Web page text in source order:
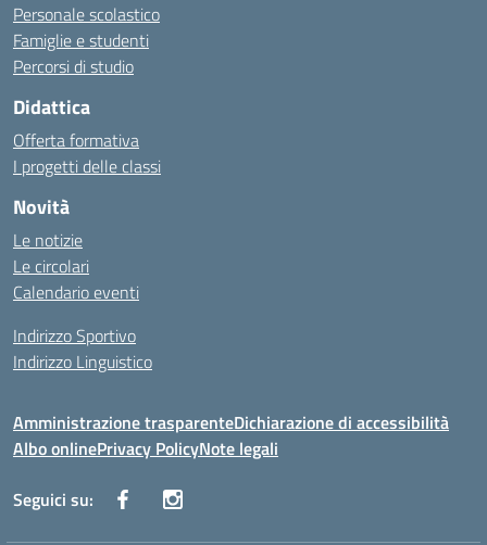
Personale scolastico
Famiglie e studenti
Percorsi di studio
Didattica
Offerta formativa
I progetti delle classi
Novità
Le notizie
Le circolari
Calendario eventi
Indirizzo Sportivo
Indirizzo Linguistico
Amministrazione trasparenteDichiarazione di accessibilità
Albo onlinePrivacy PolicyNote legali
Seguici su: